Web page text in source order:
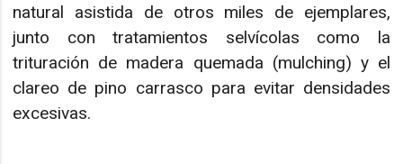
natural asistida de otros miles de ejemplares,
junto con tratamientos selvícolas como la
trituración de madera quemada (mulching) y el
clareo de pino carrasco para evitar densidades
excesivas.